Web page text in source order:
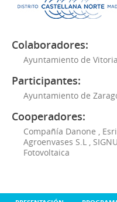
Colaboradores:
Ayuntamiento de
Participantes:
Ayuntamiento de
Cooperadores:
Compañía Danone
Agroenvases S.L
Fotovoltaica